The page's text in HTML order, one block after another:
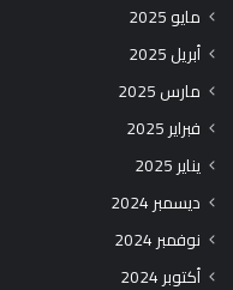
مايو 2025
أبريل 2025
مارس 2025
فبراير 2025
يناير 2025
ديسمبر 2024
نوفمبر 2024
أكتوبر 2024